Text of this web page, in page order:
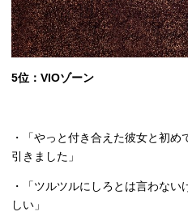
5位： VIOゾーン
・「やっと付き合えた彼女と初
引きました」
・「ツルツルにしろとは言わな
しい」